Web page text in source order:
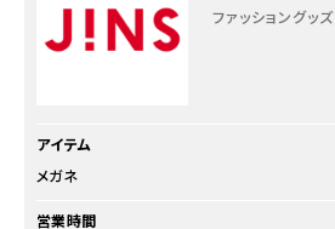
ファッショングッズ
アイテム
メガネ
営業時間